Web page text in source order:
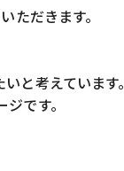
ただきます。
と考えています。
です。